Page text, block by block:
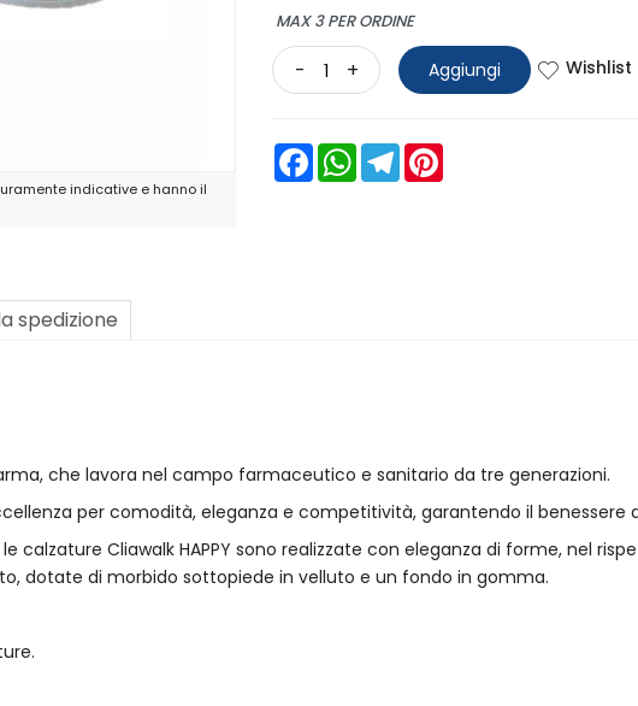
indicative e hanno il
MAX 3 PER ORDINE
- + Aggiungi Wishlist
FacebookWhatsAppTelegram
spedizione
che lavora nel campo farmaceutico e sanitario da tre generazioni.
per comodità, eleganza e competitività, garantendo il benessere
calzature Cliawalk HAPPY sono realizzate con eleganza di forme, nel
dotate di morbido sottopiede in velluto e un fondo in gomma.